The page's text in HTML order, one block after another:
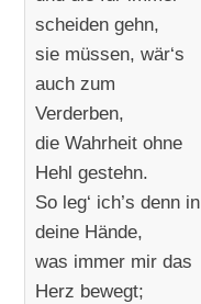
scheiden gehn,
sie müssen, wär‘s
auch zum
Verderben,
die Wahrheit ohne
Hehl gestehn.
So leg‘ ich’s denn in
deine Hände,
was immer mir das
Herz bewegt;